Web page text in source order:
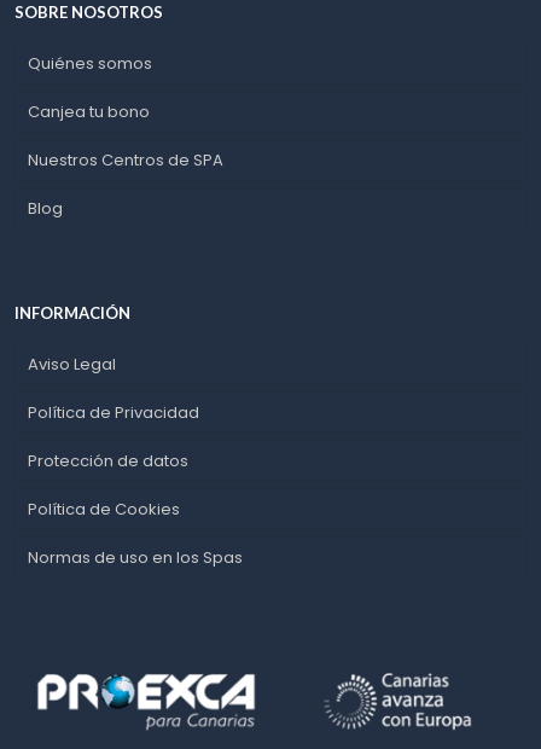
SOBRE NOSOTROS
Quiénes somos
Canjea tu bono
Nuestros Centros de SPA
Blog
INFORMACIÓN
Aviso Legal
Política de Privacidad
Protección de datos
Política de Cookies
Normas de uso en los Spas